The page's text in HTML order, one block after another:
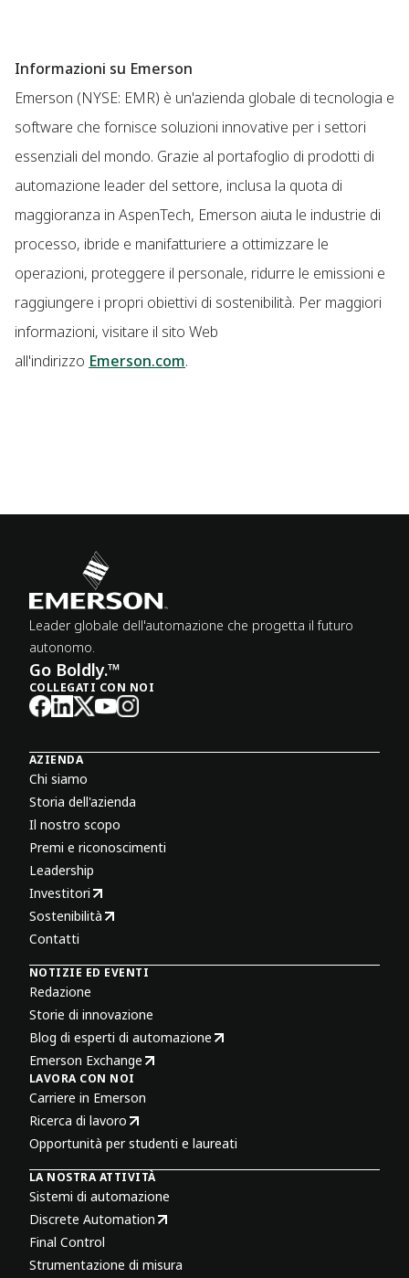
Informazioni su Emerson
Emerson (NYSE: EMR) è un'azienda globale di tecnologia e
software che fornisce soluzioni innovative per i settori
essenziali del mondo. Grazie al portafoglio di prodotti di
automazione leader del settore, inclusa la quota di
maggioranza in AspenTech, Emerson aiuta le industrie di
processo, ibride e manifatturiere a ottimizzare le
operazioni, proteggere il personale, ridurre le emissioni e
raggiungere i propri obiettivi di sostenibilità. Per maggiori
informazioni, visitare il sito Web
all'indirizzo Emerson.com.
Leader globale dell'automazione che progetta il futuro
autonomo.
Go Boldly.™
COLLEGATI CON NOI
AZIENDA
Chi siamo
Storia dell'azienda
Il nostro scopo
Premi e riconoscimenti
Leadership
Investitori
Sostenibilità
Contatti
NOTIZIE ED EVENTI
Redazione
Storie di innovazione
Blog di esperti di automazione
Emerson Exchange
LAVORA CON NOI
Carriere in Emerson
Ricerca di lavoro
Opportunità per studenti e laureati
LA NOSTRA ATTIVITÀ
Sistemi di automazione
Discrete Automation
Final Control
Strumentazione di misura